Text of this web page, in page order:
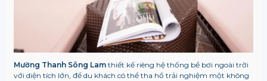
Mường Thanh Sông Lam thiết kế riêng hệ thống bể bơi ngoài trời
với diện tích lớn, để du khách có thể tha hồ trải nghiệm một không